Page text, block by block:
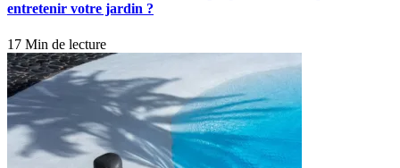
entretenir votre jardin ?
17 Min de lecture